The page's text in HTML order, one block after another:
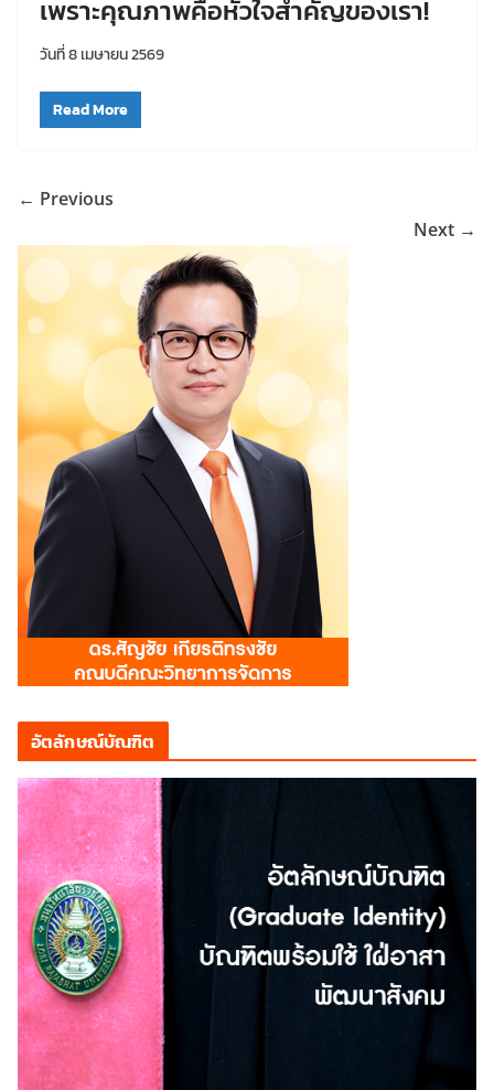
เพราะคุณภาพคือหัวใจสำคัญของเรา!
วันที่ 8 เมษายน 2569
Read More
← Previous
Next →
อัตลักษณ์บัณฑิต